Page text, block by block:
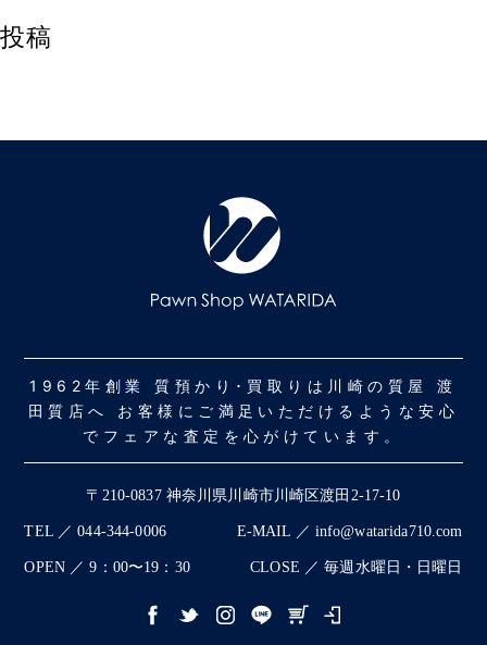
投稿
1962年創業 質預かり･買取りは川崎の質屋 渡
田質店へ お客様にご満足いただけるような安心
でフェアな査定を心がけています。
〒210-0837 神奈川県川崎市川崎区渡田2-17-10
TEL ／ 044-344-0006 E-MAIL ／ info@watarida710.com
OPEN ／ 9：00〜19：30 CLOSE ／ 毎週水曜日・日曜日